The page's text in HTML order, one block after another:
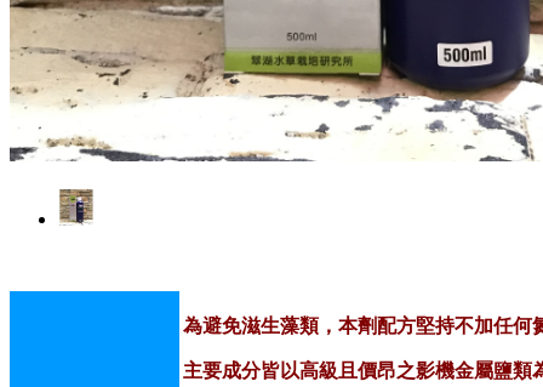
為避免滋生藻類，本劑配方堅持不加任何
主要成分皆以高級且價昂之影機金屬鹽類